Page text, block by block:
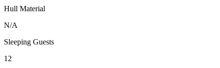
Hull Material
N/A
Sleeping Guests
12